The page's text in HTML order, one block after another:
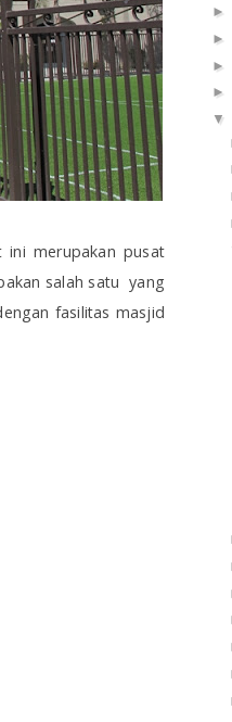
ini merupakan pusat
salah satu yang
fasilitas masjid
►
►
►
►
▼